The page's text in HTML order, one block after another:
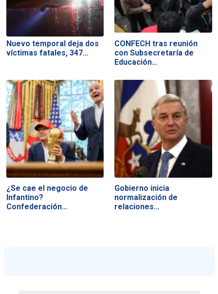
Nuevo temporal deja dos
víctimas fatales, 347…
CONFECH tras reunión
con Subsecretaría de
Educación…
¿Se cae el negocio de
Infantino?
Confederación…
Gobierno inicia
normalización de
relaciones…